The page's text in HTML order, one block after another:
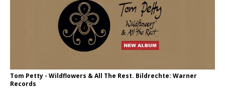
Tom Petty - Wildflowers & All The Rest. Bildrechte: Warner
Records